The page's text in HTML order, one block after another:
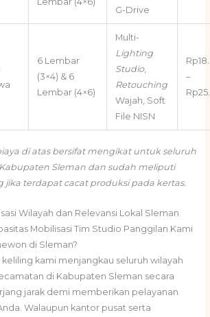
G-Drive
6 Lembar
(3×4) & 6
Lembar (4×6)
Multi-
Lighting
Studio,
Retouching
Wajah, Soft
File NISN
–
di atas bersifat mengikat untuk seluruh
Sleman dan sudah meliputi
jika terdapat cacat produksi pada kertas.
Wilayah dan Relevansi Lokal Sleman
Mobilisasi Tim Studio Panggilan Kami
di Sleman?
keliling kami menjangkau seluruh wilayah
di Kabupaten Sleman secara
jarak demi memberikan pelayanan
Walaupun kantor pusat serta